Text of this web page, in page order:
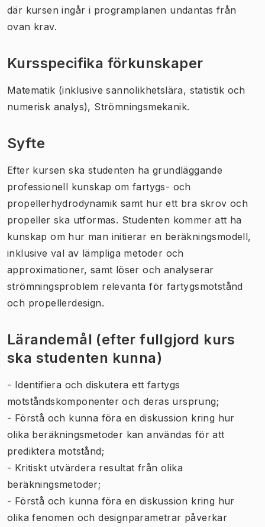
där kursen ingår i programplanen undantas från
ovan krav.
Kursspecifika förkunskaper
Matematik (inklusive sannolikhetslära, statistik och
numerisk analys), Strömningsmekanik.
Syfte
Efter kursen ska studenten ha grundläggande
professionell kunskap om fartygs- och
propellerhydrodynamik samt hur ett bra skrov och
propeller ska utformas. Studenten kommer att ha
kunskap om hur man initierar en beräkningsmodell,
inklusive val av lämpliga metoder och
approximationer, samt löser och analyserar
strömningsproblem relevanta för fartygsmotstånd
och propellerdesign.
Lärandemål (efter fullgjord kurs
ska studenten kunna)
- Identifiera och diskutera ett fartygs
motståndskomponenter och deras ursprung;
- Förstå och kunna föra en diskussion kring hur
olika beräkningsmetoder kan användas för att
prediktera motstånd;
- Kritiskt utvärdera resultat från olika
beräkningsmetoder;
- Förstå och kunna föra en diskussion kring hur
olika fenomen och designparametrar påverkar